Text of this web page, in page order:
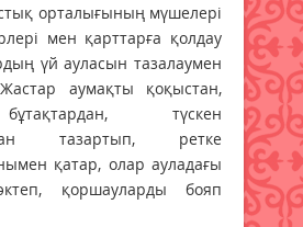
орталығының мүшелері
мен қарттарға қолдау
үй ауласын тазалаумен
аумақты қоқыстан,
түскен
тазартып, ретке
қатар, олар ауладағы
қоршауларды бояп